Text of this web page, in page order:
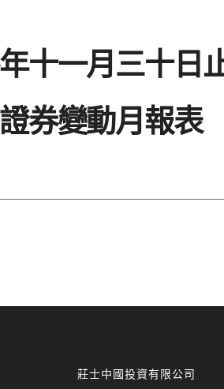
十一月三十日
券變動月報表
莊士中國投資有限公司